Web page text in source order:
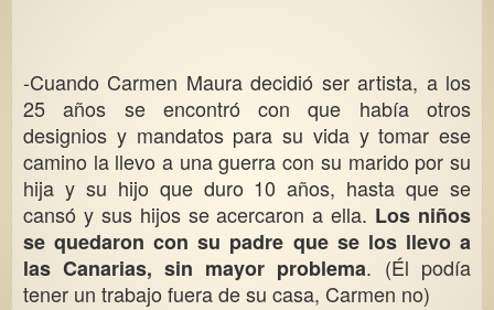
-Cuando Carmen Maura decidió ser artista, a los
25 años se encontró con que había otros
designios y mandatos para su vida y tomar ese
camino la llevo a una guerra con su marido por su
hija y su hijo que duro 10 años, hasta que se
cansó y sus hijos se acercaron a ella. Los niños
se quedaron con su padre que se los llevo a
las Canarias, sin mayor problema. (Él podía
tener un trabajo fuera de su casa, Carmen no)